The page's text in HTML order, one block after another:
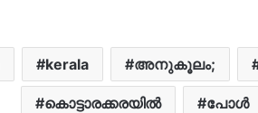
kerala അനുകൂലം;
കൊട്ടാരക്കരയില്‍ പോള്‍